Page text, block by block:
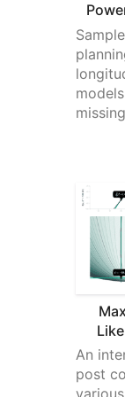
ha
Nice work!
and they are
You finally
Many, many
Good stuff!
Psych Stats
An
post